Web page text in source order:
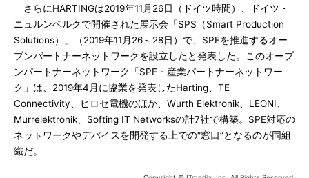
さらにHARTINGは2019年11月26日（ドイツ時間）、ドイツ・
ニュルンベルクで開催された展示会「SPS（Smart Production
Solutions）」（2019年11月26～28日）で、SPEを推進するオー
プンパートナーネットワークを設立したと発表した。このオープ
ンパートナーネットワーク「SPE - 産業パートナーネットワー
ク」は、2019年4月に協業を発表したHarting、TE
Connectivity、ヒロセ電機のほか、Wurth Elektronik、LEONI、
Murrelektronik、Softing IT Networksの計7社で構築。SPE対応の
ネットワークやデバイスを開発する上での“窓口”となるのが同組
織だ。